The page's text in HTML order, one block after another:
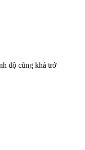
độ cũng khá trở